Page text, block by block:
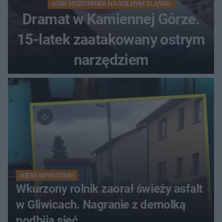
ATAK NOŻOWNIKA NA DOLNYM ŚLĄSKU
Dramat w Kamiennej Górze.
15-latek zaatakowany ostrym
narzędziem
NIEWIARYGODNE!
Wkurzony rolnik zaorał świeży asfalt
w Gliwicach. Nagranie z demolką